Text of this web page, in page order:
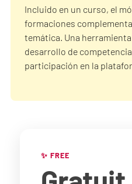
Incluido en un curso, el
formaciones
temática. Una
desarrollo de
participación en la
✨ FREE